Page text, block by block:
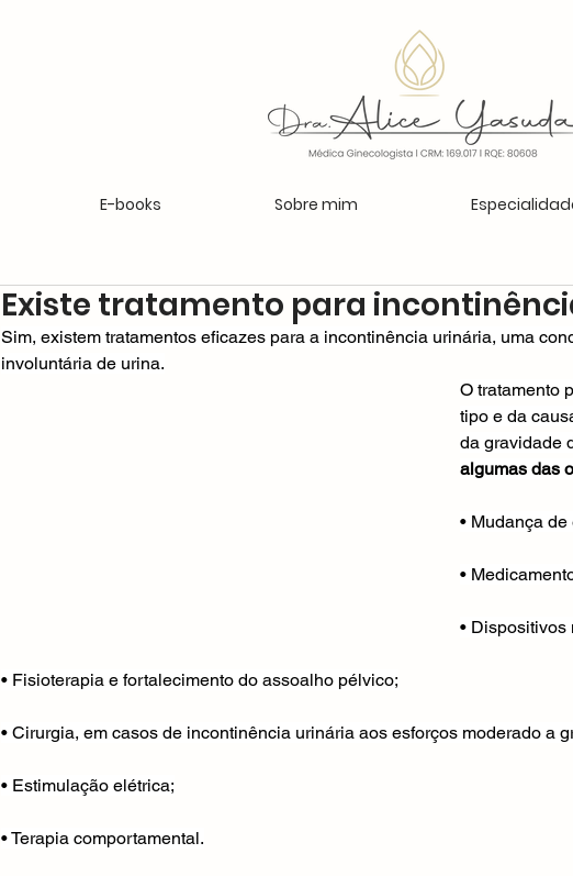
E-books Sobre mim
Existe tratamento para
Sim, existem tratamentos eficazes para a incontinência urinária, uma
involuntária de urina.
O tratamento
tipo e da
da gravidade
algumas das
• Mudança
•
• Dispositivos
• Fisioterapia e fortalecimento do assoalho pélvico;
• Cirurgia, em casos de incontinência urinária aos esforços moderado a
• Estimulação elétrica;
• Terapia comportamental.